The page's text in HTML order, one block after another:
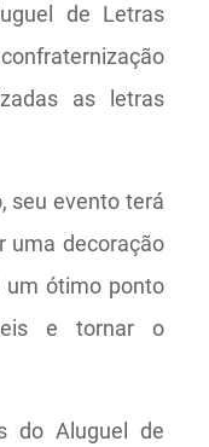
de Letras
as letras
seu evento terá
uma decoração
um ótimo ponto
e tornar o
do Aluguel de